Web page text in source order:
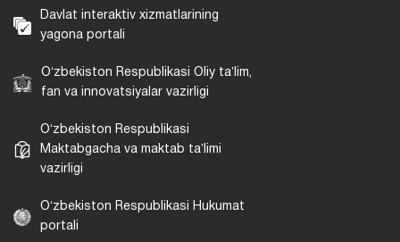
Davlat interaktiv xizmatlarining
yagona portali
Oʻzbekiston Respublikasi Oliy taʼlim,
fan va innovatsiyalar vazirligi
Oʻzbekiston Respublikasi
Maktabgacha va maktab taʼlimi
vazirligi
Oʻzbekiston Respublikasi Hukumat
portali